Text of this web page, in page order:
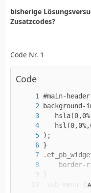
bisherige
Zusatzcodes?
Code Nr. 1
Code